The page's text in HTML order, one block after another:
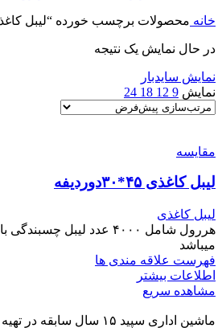
خانه محصولات برچسب خورده “لیبل کاغذی ۴۵*۳۰
در حال نمایش یک نتیجه
نمایش سایدبار
نمایش 9
12
18
24
مقایسه
لیبل کاغذی ۴۵*۳۰دوردیفه
لیبل کاغذی
میباشد
فهرست علاقه مندی ها
اطلاعات بیشتر
مشاهده سریع
ماشین اداری سپید